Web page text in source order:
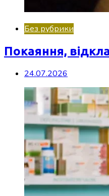
Без рубрики
Покаяння,
24.07.2026